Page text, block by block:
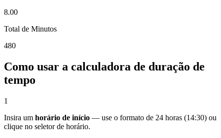
8.00
Total de Minutos
480
Como usar a calculadora de duração de
tempo
1
Insira um horário de início — use o formato de 24 horas (14:30) ou
clique no seletor de horário.